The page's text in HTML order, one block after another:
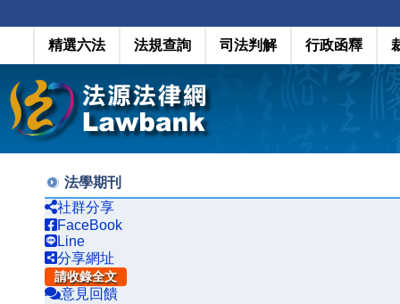
精選六法 法規查詢 司法判解 行政函釋
法學期刊
社群分享
FaceBook
Line
分享網址
請收錄全文
意見回饋